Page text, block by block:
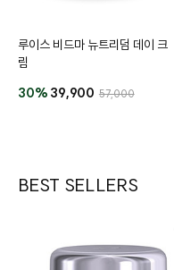
루이스 비드마 뉴트리덤 데이 크
림
30% 39,900 57,000
BEST SELLERS